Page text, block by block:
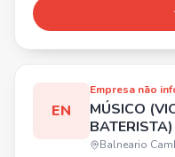
dos alimentos,
apoiar a equipe de
EN
Empresa não
MÚSICO
BATERISTA)
Balneario